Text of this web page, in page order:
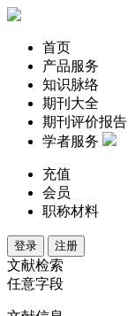
首页
产品服务
知识脉络
期刊大全
期刊评价报告
学者服务
充值
会员
职称材料
登录 注册
文献检索
任意字段